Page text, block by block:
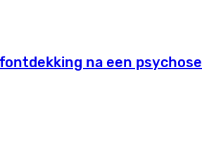
na een psychose